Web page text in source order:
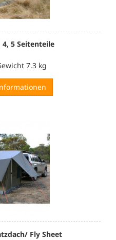
4, 5 Seitenteile
7.3 kg
Fly Sheet